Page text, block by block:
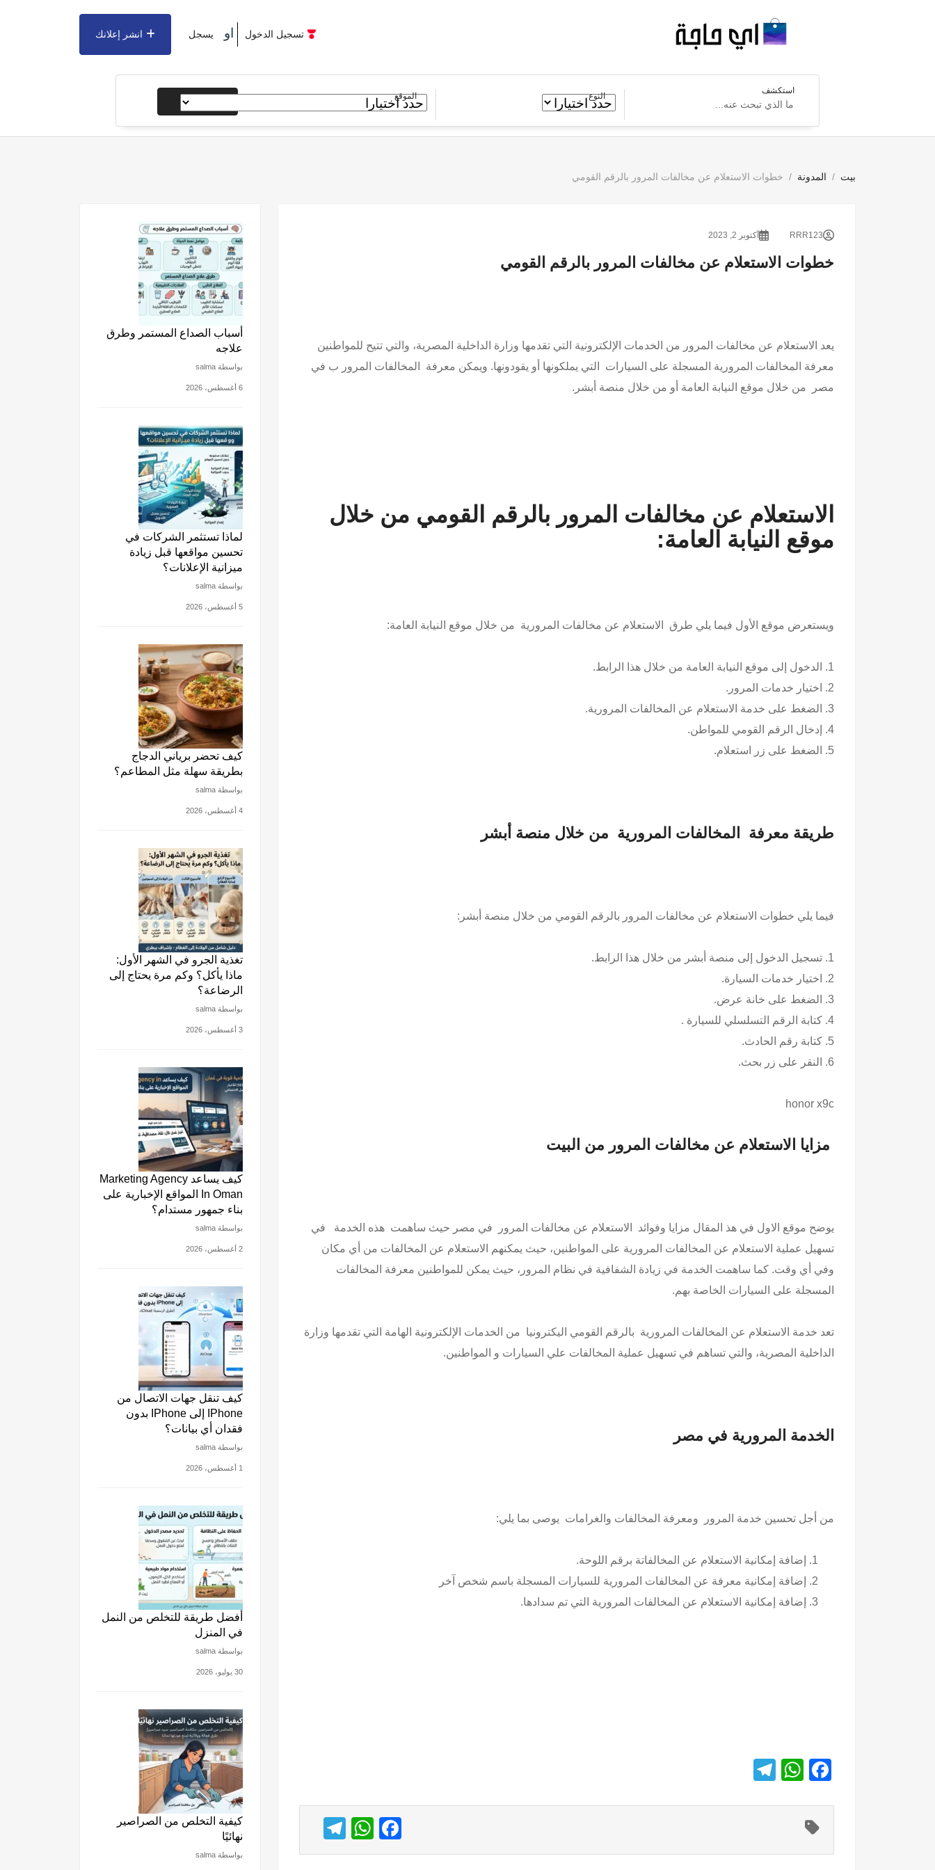
استكشف
النوع الموقع
يبحث
تسجيل الدخول او يسجل انشر إعلانك
بيت المدونة خطوات الاستعلام عن مخالفات المرور بالرقم القومي
RRR123 أكتوبر 2, 2023
خطوات الاستعلام عن مخالفات المرور بالرقم القومي
يعد الاستعلام عن مخالفات المرور من الخدمات الإلكترونية التي تقدمها وزارة الداخلية المصرية، والتي تتيح للمواطنين
معرفة المخالفات المرورية المسجلة على السيارات التي يملكونها أو يقودونها. ويمكن معرفة المخالفات المرور ب في
مصر من خلال موقع النيابة العامة أو من خلال منصة أبشر.
الاستعلام عن مخالفات المرور بالرقم القومي من خلال
موقع النيابة العامة:
ويستعرض موقع الأول فيما يلي طرق الاستعلام عن مخالفات المرورية من خلال موقع النيابة العامة:
1. الدخول إلى موقع النيابة العامة من خلال هذا الرابط.
2. اختيار خدمات المرور.
3. الضغط على خدمة الاستعلام عن المخالفات المرورية.
4. إدخال الرقم القومي للمواطن.
5. الضغط على زر استعلام.
طريقة معرفة المخالفات المرورية من خلال منصة أبشر
فيما يلي خطوات الاستعلام عن مخالفات المرور بالرقم القومي من خلال منصة أبشر:
1. تسجيل الدخول إلى منصة أبشر من خلال هذا الرابط.
2. اختيار خدمات السيارة.
3. الضغط على خانة عرض.
4. كتابة الرقم التسلسلي للسيارة .
5. كتابة رقم الحادث.
6. النقر على زر بحث.
honor x9c
مزايا الاستعلام عن مخالفات المرور من البيت
يوضح موقع الاول في هذ المقال مزايا وفوائد الاستعلام عن مخالفات المرور في مصر حيث ساهمت هذه الخدمة في
تسهيل عملية الاستعلام عن المخالفات المرورية على المواطنين، حيث يمكنهم الاستعلام عن المخالفات من أي مكان
وفي أي وقت. كما ساهمت الخدمة في زيادة الشفافية في نظام المرور، حيث يمكن للمواطنين معرفة المخالفات
المسجلة على السيارات الخاصة بهم.
تعد خدمة الاستعلام عن المخالفات المرورية بالرقم القومي اليكترونيا من الخدمات الإلكترونية الهامة التي تقدمها وزارة
الداخلية المصرية، والتي تساهم في تسهيل عملية المخالفات علي السيارات و المواطنين.
الخدمة المرورية في مصر
من أجل تحسين خدمة المرور ومعرفة المخالفات والغرامات يوصى بما يلي:
إضافة إمكانية الاستعلام عن المخالفاتة برقم اللوحة.
إضافة إمكانية معرفة عن المخالفات المرورية للسيارات المسجلة باسم شخص آخر
إضافة إمكانية الاستعلام عن المخالفات المرورية التي تم سدادها.
F
c
e
b
W
at
A
e
a
F
a
W
h
el
أسباب الصداع المستمر وطرق
علاجه
بواسطة salma
6 أغسطس، 2026
لماذا تستثمر الشركات في
تحسين مواقعها قبل زيادة
ميزانية الإعلانات؟
بواسطة salma
5 أغسطس، 2026
كيف تحضر برياني الدجاج
بطريقة سهلة مثل المطاعم؟
بواسطة salma
4 أغسطس، 2026
تغذية الجرو في الشهر الأول:
ماذا يأكل؟ وكم مرة يحتاج إلى
الرضاعة؟
بواسطة salma
3 أغسطس، 2026
كيف يساعد Marketing Agency
In Oman المواقع الإخبارية على
بناء جمهور مستدام؟
بواسطة salma
2 أغسطس، 2026
كيف تنقل جهات الاتصال من
IPhone إلى IPhone بدون
فقدان أي بيانات؟
بواسطة salma
1 أغسطس، 2026
أفضل طريقة للتخلص من النمل
في المنزل
بواسطة salma
30 يوليو، 2026
كيفية التخلص من الصراصير
نهائيًا
بواسطة salma